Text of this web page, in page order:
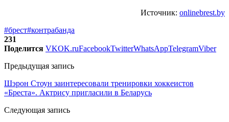
Источник: onlinebrest.by
#брест#контрабанда
231
Поделится VKOK.ruFacebookTwitterWhatsAppTelegramViber
Предыдущая запись
Шэрон Стоун заинтересовали тренировки хоккеистов
«Бреста». Актрису пригласили в Беларусь
Следующая запись